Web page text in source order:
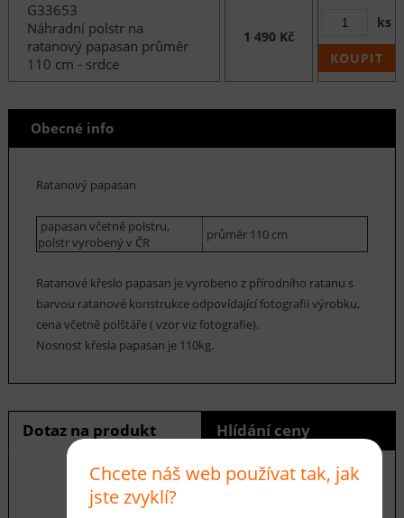
G33653
Náhradní polstr na
ratanový papasan průměr
110 cm - srdce
1 490 Kč
ks
KOUPIT
Obecné info
Ratanový papasan
papasan včetně polstru,
polstr vyrobený v ČR
průměr 110 cm
Ratanové křeslo papasan je vyrobeno z přírodního ratanu s
barvou ratanové konstrukce odpovídající fotografii výrobku,
cena včetně polštáře ( vzor viz fotografie).
Nosnost křesla papasan je 110kg.
Dotaz na produkt Hlídání ceny
Chcete náš web používat tak, jak
jste zvyklí?